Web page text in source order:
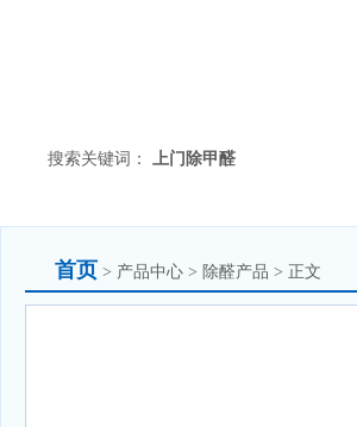
搜索关键词： 上门除甲醛
首页 > 产品中心 > 除醛产品 > 正文